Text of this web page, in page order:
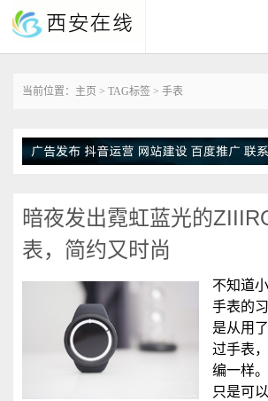
当前位置： 主页 > TAG标签 > 手表
暗夜发出霓虹蓝光的
表，简约又时尚
不知道
手表的
是从用
过手表
编一样
只是可